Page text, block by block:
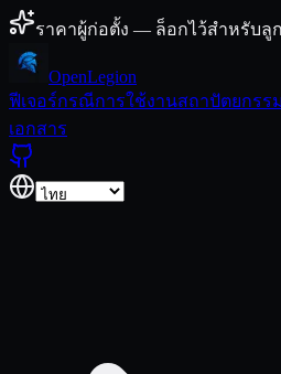
ข้ามไปยังเนื้อหา
ราคาผู้ก่อตั้ง — ล็อกไว้สำหรับลู
OpenLegion
ฟีเจอร์กรณีการใช้งานสถาปัตยกรรม
เอกสาร